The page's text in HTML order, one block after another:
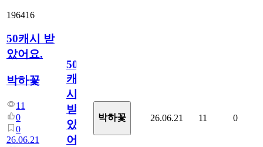
196416
50캐시 받
았어요.
박하꽃
11
0
0
26.06.21
50
캐
시
받
았
어
박하꽃 26.06.21 11 0